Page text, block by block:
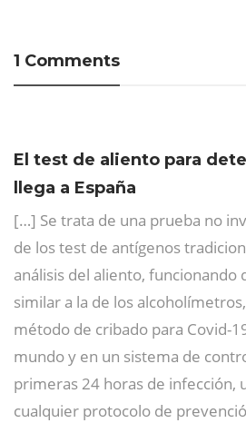
1 Comments
El test de aliento para
llega a España
[…] Se trata de una prueba no
de los test de antígenos
análisis del aliento, funcionando
similar a la de los
método de cribado para Covid-
mundo y en un sistema de
primeras 24 horas de infección,
cualquier protocolo de